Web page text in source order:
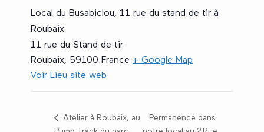
Local du Busabiclou, 11 rue du stand de tir à
Roubaix
11 rue du Stand de tir
Roubaix, 59100 France + Google Map
Voir Lieu site web
Atelier à Roubaix, au
Permanence dans